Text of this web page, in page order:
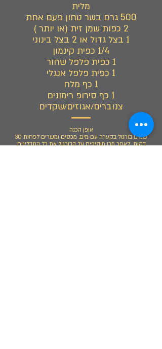
מלית
500 גרם בשר טחון פעם אחת
2 כפות שמן זית (או יותר )
1 בצל גדול או 2 בצל בינוני
1/4 כפית קינמון
1 כפית פלפל שחור
1 כפית פלפל אנגלי
1 כף מלח
1 כף סירופ רימונים
צנוברים/אגוזים/שקדים
אופן הכנה
שמים בורגול בקערה עם מים, מכסים ומשרים לפחות 30
דקות. לאחר מכן מוסיפים על הבורגול את כל התבלינים,